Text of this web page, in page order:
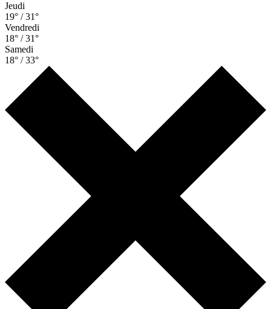
Jeudi
19° / 31°
Vendredi
18° / 31°
Samedi
18° / 33°